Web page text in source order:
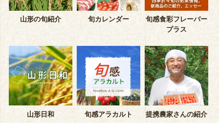
山形の旬紹介 旬カレンダー
旬感食彩フレーバー
プラス
山形日和 旬感アラカルト 提携農家さんの紹介